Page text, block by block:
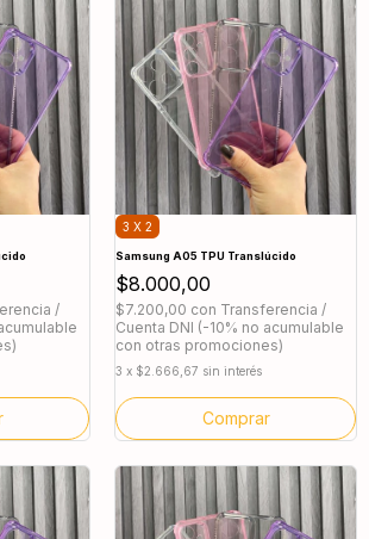
/
3 X 2
Samsung A05 TPU Translúcido
$8.000,00
$7.200,00 con Transferencia /
Cuenta DNI (-10% no acumulable
con otras promociones)
3 x $2.666,67 sin interés
Comprar